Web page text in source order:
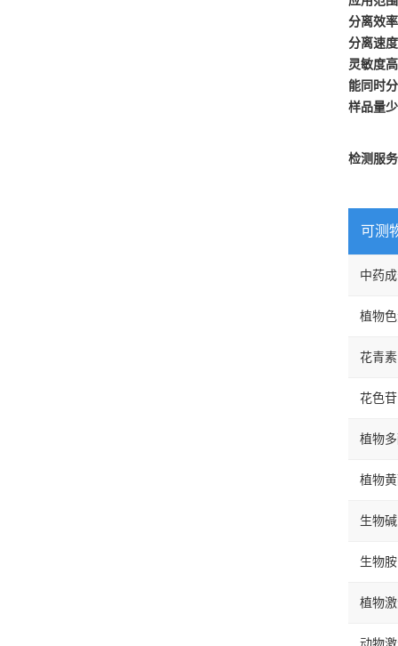
分离效
分离速
灵敏度
能同时
样品量
检测服
可测
中药
植物
花青素
花色苷
植物
植物
生物碱
生物胺
植物